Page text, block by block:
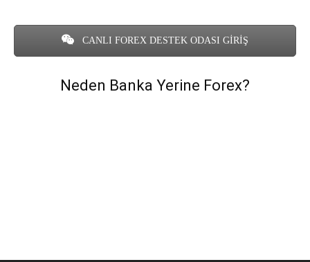
CANLI FOREX DESTEK ODASI GİRİŞ
Neden Banka Yerine Forex?